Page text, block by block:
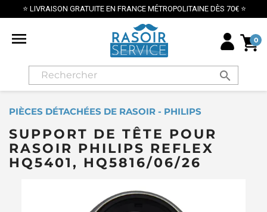
⭐ LIVRAISON GRATUITE EN FRANCE MÉTROPOLITAINE DÈS 70€ ⭐
 0
search
PIÈCES DÉTACHÉES DE RASOIR - PHILIPS
SUPPORT DE TÊTE POUR
RASOIR PHILIPS REFLEX
HQ5401, HQ5816/06/26